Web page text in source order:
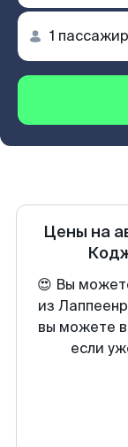
Цены на
😍 Вы
из
вы можете
если